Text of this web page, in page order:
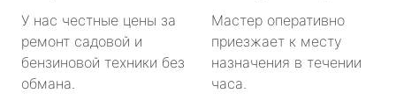
У нас честные цены за
ремонт садовой и
бензиновой техники без
обмана.
Мастер оперативно
приезжает к месту
назначения в течении
часа.